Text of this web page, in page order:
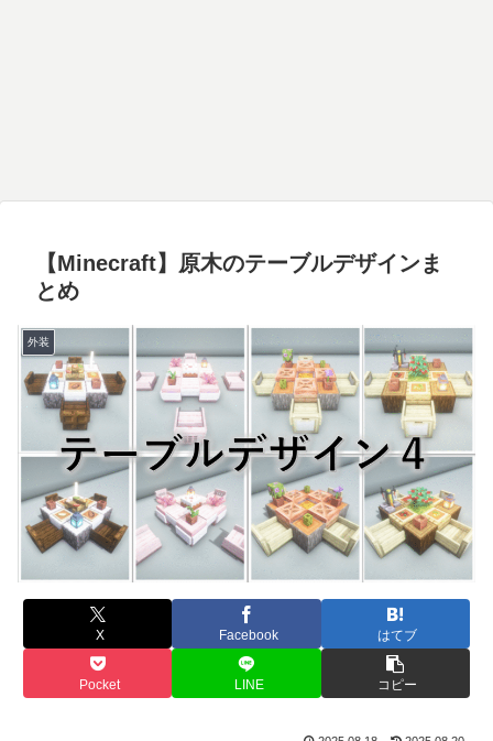
【Minecraft】原木のテーブルデザインま
とめ
外装
X Facebook はてブ
Pocket LINE コピー